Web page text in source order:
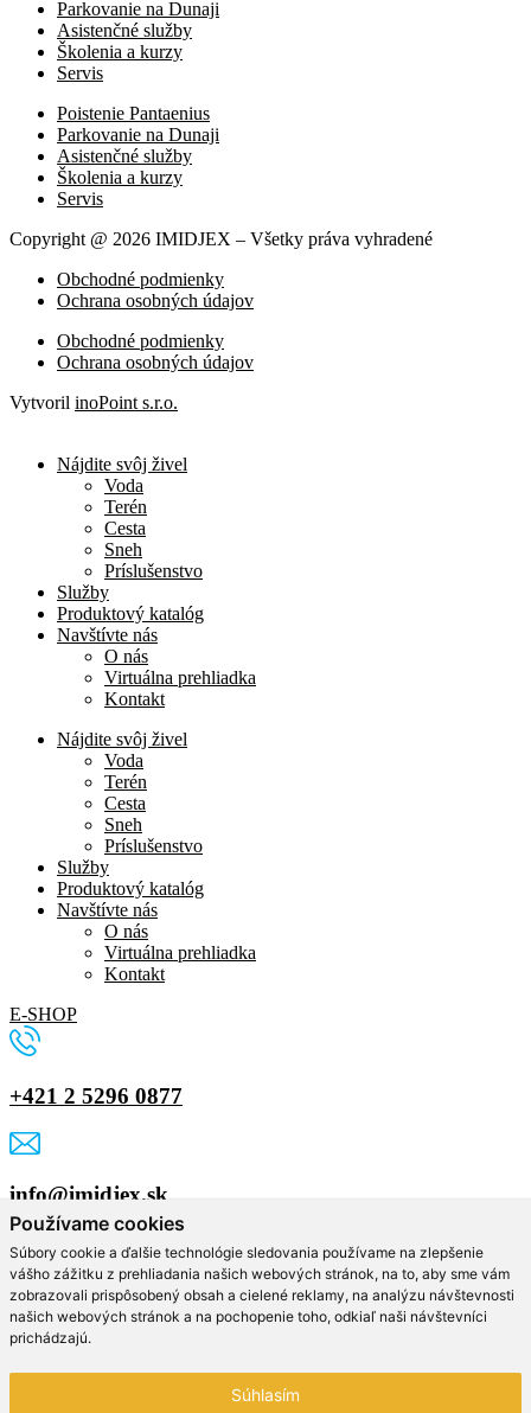
Používame cookies
Súbory cookie a ďalšie technológie sledovania používame na zlepšenie
vášho zážitku z prehliadania našich webových stránok, na to, aby sme vám
zobrazovali prispôsobený obsah a cielené reklamy, na analýzu návštevnosti
našich webových stránok a na pochopenie toho, odkiaľ naši návštevníci
prichádzajú.
Súhlasím
Parkovanie na Dunaji
Asistenčné služby
Školenia a kurzy
Servis
Poistenie Pantaenius
Parkovanie na Dunaji
Asistenčné služby
Školenia a kurzy
Servis
Copyright @ 2026 IMIDJEX – Všetky práva vyhradené
Obchodné podmienky
Ochrana osobných údajov
Obchodné podmienky
Ochrana osobných údajov
Vytvoril inoPoint s.r.o.
Nájdite svôj živel
Voda
Terén
Cesta
Sneh
Príslušenstvo
Služby
Produktový katalóg
Navštívte nás
O nás
Virtuálna prehliadka
Kontakt
Nájdite svôj živel
Voda
Terén
Cesta
Sneh
Príslušenstvo
Služby
Produktový katalóg
Navštívte nás
O nás
Virtuálna prehliadka
Kontakt
E-SHOP
+421 2 5296 0877
info@imidjex.sk
Vyplňte formulár
Meno a priezvisko
Email
Telefón